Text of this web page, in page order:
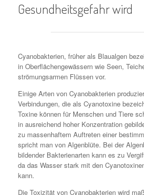
Gesundheitsgefahr wird
Cyanobakterien, früher als Blaualgen
in Oberflächengewässern wie Seen,
strömungsarmen Flüssen vor.
Einige Arten von Cyanobakterien
Verbindungen, die als Cyanotoxine
Toxine können für Menschen und Tiere
in ausreichend hoher Konzentration
zu massenhaftem Auftreten einer
spricht man von Algenblüte. Bei der
bildender Bakterienarten kann es zu
da das Wasser stark mit den
kann.
Die Toxizität von Cyanobakterien wird